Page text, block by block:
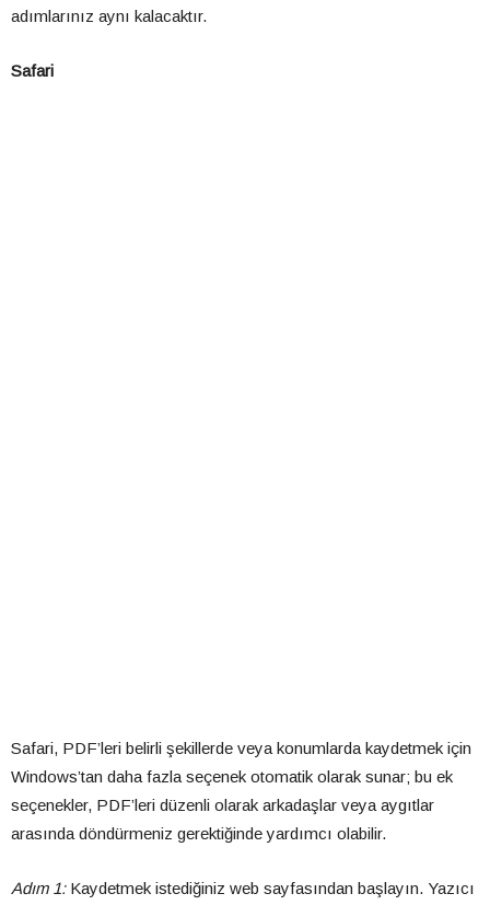
adımlarınız aynı kalacaktır.
Safari
Safari, PDF’leri belirli şekillerde veya konumlarda kaydetmek için
Windows’tan daha fazla seçenek otomatik olarak sunar; bu ek
seçenekler, PDF’leri düzenli olarak arkadaşlar veya aygıtlar
arasında döndürmeniz gerektiğinde yardımcı olabilir.
Adım 1:Kaydetmek istediğiniz web sayfasından başlayın. Yazıcı